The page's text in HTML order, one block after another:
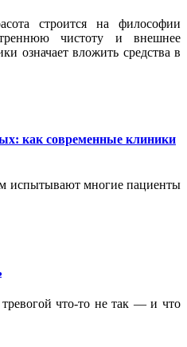
строится на философии
чистоту и внешнее
означает вложить средства в
как современные клиники
испытывают многие пациенты
что-то не так — и что